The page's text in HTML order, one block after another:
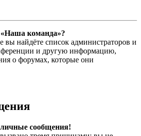
«Наша команда»?
вы найдёте список администраторов и
и другую информацию,
о форумах, которые они
сообщения!